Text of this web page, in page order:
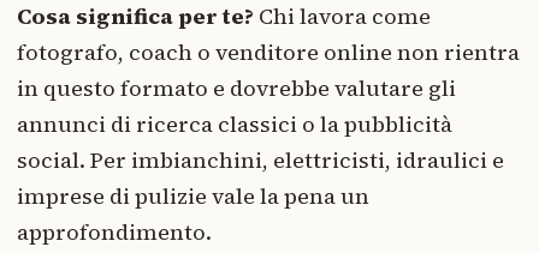
Cosa significa per te? Chi lavora come
fotografo, coach o venditore online non rientra
in questo formato e dovrebbe valutare gli
annunci di ricerca classici o la pubblicità
social. Per imbianchini, elettricisti, idraulici e
imprese di pulizie vale la pena un
approfondimento.